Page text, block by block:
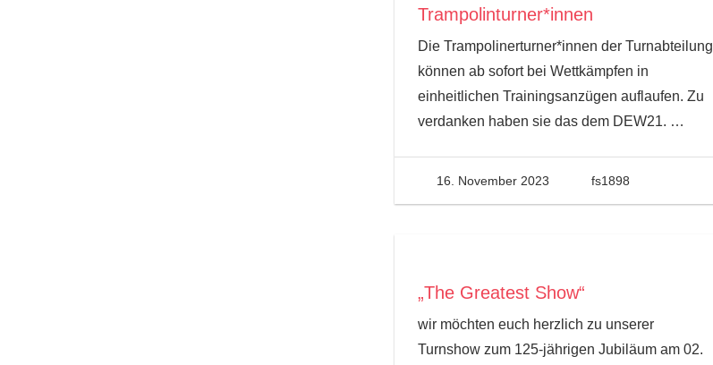
Trampolinturner*innen
Die Trampolinerturner*innen der Turnabteilung
können ab sofort bei Wettkämpfen in
einheitlichen Trainingsanzügen auflaufen. Zu
verdanken haben sie das dem DEW21. …
16. November 2023 fs1898
„The Greatest Show“
wir möchten euch herzlich zu unserer
Turnshow zum 125-jährigen Jubiläum am 02.